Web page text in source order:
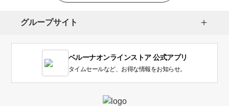
グループサイト
ベルーナオンラインストア 公式アプリ
タイムセールなど、お得な情報をお知らせ。